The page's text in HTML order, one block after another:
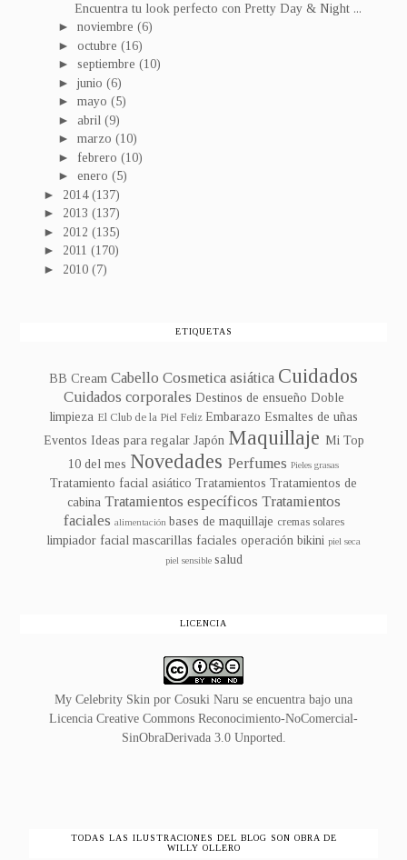
Encuentra tu look perfecto con Pretty Day & Night ...
►noviembre(6)
►octubre(16)
►septiembre(10)
►junio(6)
►mayo(5)
►abril(9)
►marzo(10)
► febrero(10)
►enero(5)
► 2014 (137)
► 2013 (137)
► 2012 (135)
► 2011 (170)
► 2010 (7)
ETIQUETAS
BB Cream Cabello Cosmetica asiática Cuidados
Cuidados corporales Destinos de ensueño Doble
limpieza El Club de la Piel Feliz Embarazo Esmaltes de uñas
Eventos Ideas para regalar Japón Maquillaje Mi Top
10 del mes Novedades Perfumes Pieles grasas
Tratamiento facial asiático Tratamientos Tratamientos de
cabina Tratamientos específicos Tratamientos
faciales alimentación bases de maquillaje cremas solares
limpiador facial mascarillas faciales operación bikini piel seca
piel sensible salud
LICENCIA
My Celebrity Skin por Cosuki Naru se encuentra bajo una
Licencia Creative Commons Reconocimiento-NoComercial-
SinObraDerivada 3.0 Unported
TODAS LAS ILUSTRACIONES DEL BLOG SON OBRA DE
WILLY OLLERO